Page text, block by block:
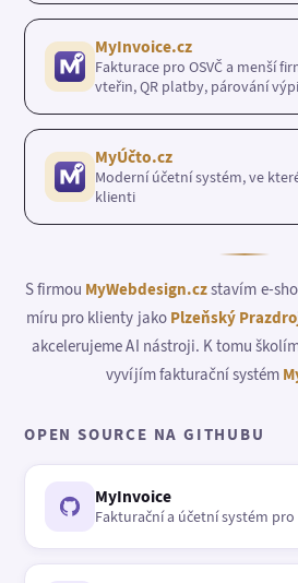
MyInvoice.cz
Fakturace pro OSVČ a menší
vteřin, QR platby, párování
MyÚčto.cz
Moderní účetní systém, ve
klienti
S firmou MyWebdesign.czstavím e-
míru pro klienty jako Plzeňský
akcelerujeme AI nástroji. K tomu
vyvíjím fakturační systém
OPEN SOURCE NA GITHUBU
MyInvoice
Fakturační a účetní systém